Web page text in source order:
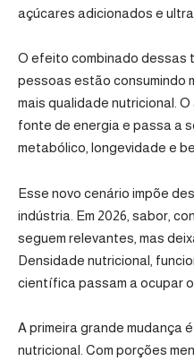
açúcares adicionados e
O efeito combinado dessas
pessoas estão consumindo
mais qualidade nutricional.
fonte de energia e passa a
metabólico, longevidade e
Esse novo cenário impõe
indústria. Em 2026, sabor,
seguem relevantes, mas
Densidade nutricional,
científica passam a ocupar
A primeira grande mudança
nutricional. Com porções